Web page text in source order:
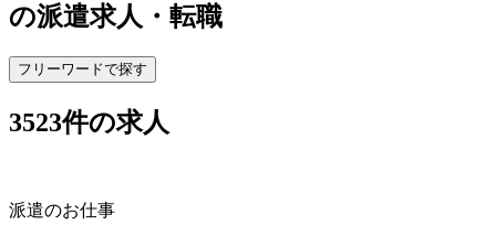
の派遣求人・転職
フリーワードで探す
3523件の求人
派遣のお仕事